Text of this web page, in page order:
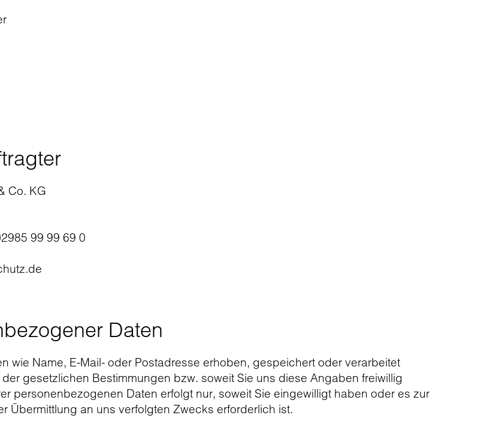
Co. KG
99 99 69 0
Daten
wie Name, E-Mail- oder Postadresse erhoben, gespeichert oder verarbeitet
gesetzlichen Bestimmungen bzw. soweit Sie uns diese Angaben freiwillig
personenbezogenen Daten erfolgt nur, soweit Sie eingewilligt haben oder es zur
Übermittlung an uns verfolgten Zwecks erforderlich ist.